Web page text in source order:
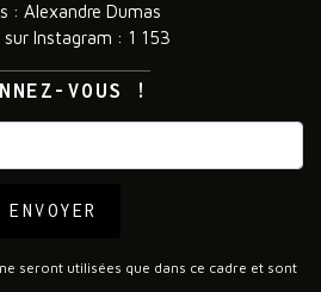
: Alexandre Dumas
sur Instagram : 1 153
VOUS !
ENVOYER
seront utilisées que dans ce cadre et sont